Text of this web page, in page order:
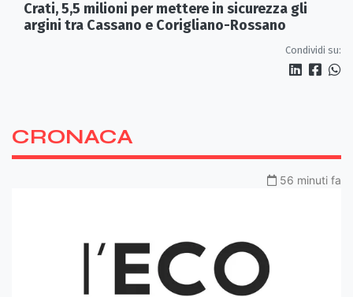
Crati, 5,5 milioni per mettere in sicurezza gli
argini tra Cassano e Corigliano-Rossano
Condividi su:
CRONACA
56 minuti fa